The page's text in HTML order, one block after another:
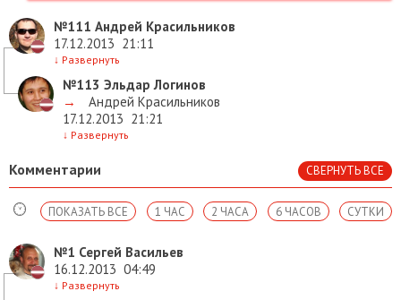
№111 Андрей Красильников
17.12.2013 21:11
↓ Развернуть
№113 Эльдар Логинов
→
Андрей Красильников
17.12.2013 21:21
↓ Развернуть
Комментарии СВЕРНУТЬ ВСЕ
СУТКИ
6 ЧАСОВ
2 ЧАСА
1 ЧАС
ПОКАЗАТЬ ВСЕ
№1 Сергей Васильев
16.12.2013 04:49
↓ Развернуть